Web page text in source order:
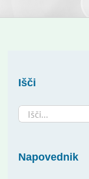
Išči
Search
for:
Napovednik